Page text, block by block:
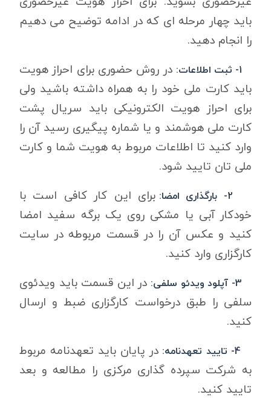
باید چهار مرحله ای که در ادامه توضیح می دهیم
را انجام دهید.
در روش حضوری برای احراز هویت
باید کارت ملی خود را به همراه داشته باشید ولی
برای احراز هویت الکترونیکی باید سریال پشت
کارت ملی هوشمند و یا شماره پیگیری رسید آن را
وارد کنید تا اطلاعات مربوط به هویت شما و کارت
ملی تان تایید شود.
برای این کار کافی است با
خودکار آبی یا مشکی روی یک برگه سفید امضا
کنید و عکس آن را در قسمت مربوطه در سایت
کارگزاری وارد کنید.
در این قسمت باید ویدئوی
سلفی را طبق درخواست کارگزاری ضبط و ارسال
کنید.
در پایان باید تعهدنامه مربوط
به شرکت سپرده گذاری مرکزی را مطالعه و بعد
تایید کنید.